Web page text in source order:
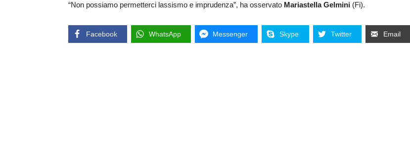
“Non possiamo permetterci lassismo e imprudenza”, ha osservato Mariastella Gelmini (Fi).
Facebook WhatsApp Messenger Skype Twitter Email